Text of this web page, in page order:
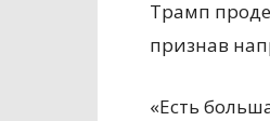
Трамп
признав
«Есть